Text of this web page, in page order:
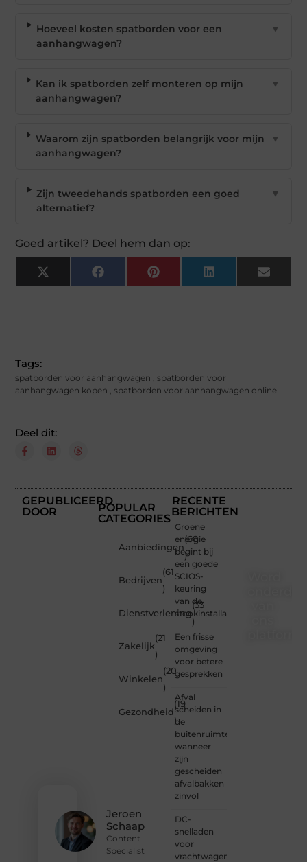
Hoeveel kosten spatborden voor een
aanhangwagen?
▼
Kan ik spatborden zelf monteren op mijn
aanhangwagen?
▼
Waarom zijn spatborden belangrijk voor mijn
aanhangwagen?
▼
Zijn tweedehands spatborden een goed
alternatief?
▼
Goed artikel? Deel hem dan op:
X
(Twitter)
Facebook Pinterest LinkedIn Email
Tags:
spatborden voor aanhangwagen
spatborden voor
aanhangwagen kopen
spatborden voor aanhangwagen online
Deel dit:
GEPUBLICEERD
DOOR
Jeroen
Schaap
Content
Specialist
POPULAR
CATEGORIES
Aanbiedingen
(68
)
Bedrijven
(61
)
Dienstverlening
(33
)
Zakelijk
(21
)
Winkelen
(20
)
Gezondheid
(19
)
RECENTE
BERICHTEN
Groene
energie
begint bij
een goede
SCIOS-
keuring
van de
stookinstallatie
Een frisse
omgeving
voor betere
gesprekken
Afval
scheiden in
de
buitenruimte:
wanneer
zijn
gescheiden
afvalbakken
zinvol
DC-
snelladen
voor
vrachtwagens